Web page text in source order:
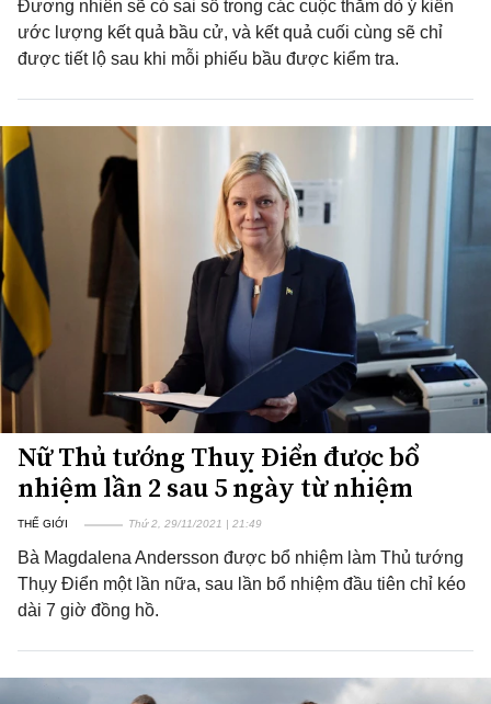
Đương nhiên sẽ có sai số trong các cuộc thăm dò ý kiến
ước lượng kết quả bầu cử, và kết quả cuối cùng sẽ chỉ
được tiết lộ sau khi mỗi phiếu bầu được kiểm tra.
Nữ Thủ tướng Thuỵ Điển được bổ
nhiệm lần 2 sau 5 ngày từ nhiệm
THẾ GIỚI Thứ 2, 29/11/2021 | 21:49
Bà Magdalena Andersson được bổ nhiệm làm Thủ tướng
Thụy Điển một lần nữa, sau lần bổ nhiệm đầu tiên chỉ kéo
dài 7 giờ đồng hồ.